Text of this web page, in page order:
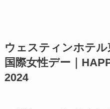
ウェスティンホテル
国際女性デー｜
2024